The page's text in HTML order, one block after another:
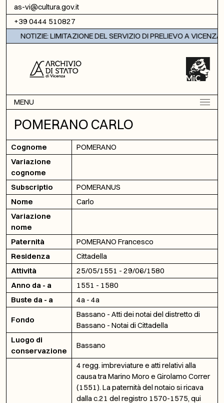
Vai al contenuto
as-vi@cultura.gov.it
+39 0444 510827
NOTIZIE: LIMITAZIONE DEL SERVIZIO DI PRELIEVO A VICENZA
MENU
POMERANO CARLO
Cognome
POMERANO
Variazione
cognome
Subscriptio
POMERANUS
Nome
Carlo
Variazione
nome
Paternità
POMERANO Francesco
Residenza
Cittadella
Attività
25/05/1551 - 29/06/1580
Anno da - a
1551 - 1580
Buste da - a
4a - 4a
Fondo
Bassano - Atti dei notai del distretto di
Bassano - Notai di Cittadella
Luogo di
conservazione
Bassano
4 regg. imbreviature e atti relativi alla
causa tra Marino Moro e Girolamo Correr
(1551). La paternità del notaio si ricava
dalla c.21 del registro 1570-1575, qui